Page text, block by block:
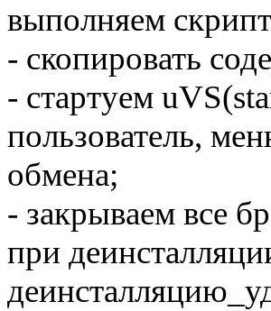
выполняем
- скопировать
- стартуем
пользователь,
обмена;
- закрываем все
при